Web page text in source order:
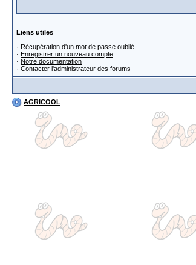
Liens utiles
· Récupération d'un mot de passe oublié
· Enregistrer un nouveau compte
· Notre documentation
· Contacter l'administrateur des forums
AGRICOOL